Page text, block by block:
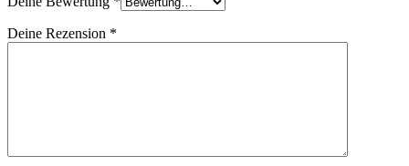
Deine Rezension *